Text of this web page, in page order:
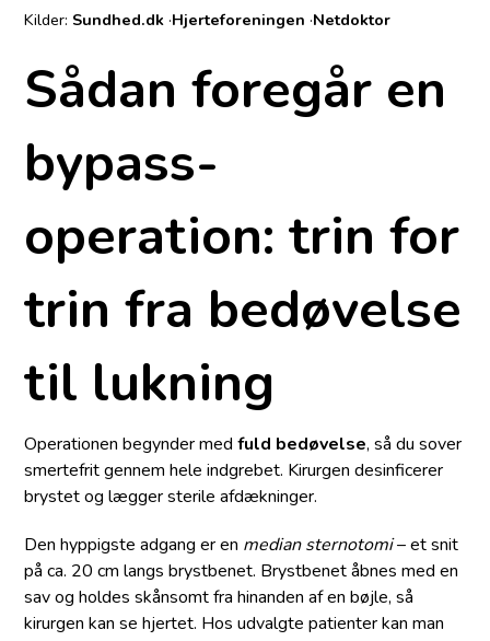
Kilder: Sundhed.dk ·Hjerteforeningen ·Netdoktor
Sådan foregår en
bypass-
operation: trin for
trin fra bedøvelse
til lukning
Operationen begynder medfuld bedøvelse, så du sover
smertefrit gennem hele indgrebet. Kirurgen desinficerer
brystet og lægger sterile afdækninger.
Den hyppigste adgang er en median sternotomi– et snit
på ca. 20 cm langs brystbenet. Brystbenet åbnes med en
sav og holdes skånsomt fra hinanden af en bøjle, så
kirurgen kan se hjertet. Hos udvalgte patienter kan man